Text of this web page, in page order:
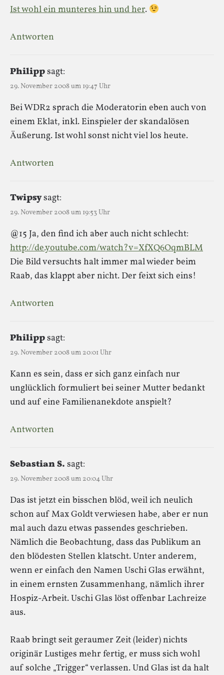
Ist wohl ein munteres hin und her.
Antworten
Philippsagt:
29. November 2008 um 19:47 Uhr
Bei WDR2 sprach die Moderatorin eben auch von
einem Eklat, inkl. Einspieler der skandalösen
Äußerung. Ist wohl sonst nicht viel los heute.
Antworten
Twipsysagt:
29. November 2008 um 19:53 Uhr
@15 Ja, den find ich aber auch nicht schlecht:
http://de.youtube.com/watch?v=XfXQ6OqmBLM
Die Bild versuchts halt immer mal wieder beim
Raab, das klappt aber nicht. Der feixt sich eins!
Antworten
Philippsagt:
29. November 2008 um 20:01 Uhr
Kann es sein, dass er sich ganz einfach nur
unglücklich formuliert bei seiner Mutter bedankt
und auf eine Familienanekdote anspielt?
Antworten
Sebastian S. sagt:
29. November 2008 um 20:04 Uhr
Das ist jetzt ein bisschen blöd, weil ich neulich
schon auf Max Goldt verwiesen habe, aber er nun
mal auch dazu etwas passendes geschrieben.
Nämlich die Beobachtung, dass das Publikum an
den blödesten Stellen klatscht. Unter anderem,
wenn er einfach den Namen Uschi Glas erwähnt,
in einem ernsten Zusammenhang, nämlich ihrer
Hospiz-Arbeit. Uschi Glas löst offenbar Lachreize
aus.
Raab bringt seit geraumer Zeit (leider) nichts
originär Lustiges mehr fertig, er muss sich wohl
auf solche „Trigger“ verlassen. Und Glas ist da halt